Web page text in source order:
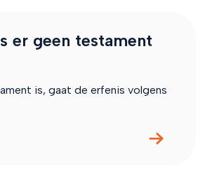
er geen testament
is, gaat de erfenis volgens